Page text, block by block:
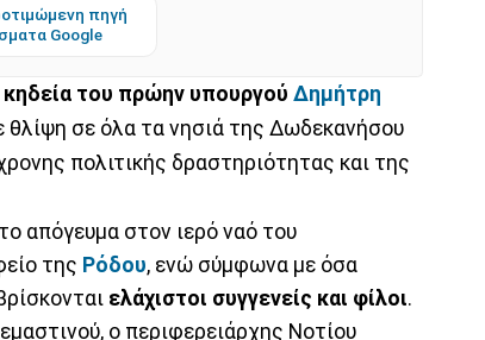
πηγή
Google
κηδεία του πρώην υπουργού Δημήτρη
θλίψη σε όλα τα νησιά της Δωδεκανήσου
πολιτικής δραστηριότητας και της
απόγευμα στον ιερό ναό του
της Ρόδου, ενώ σύμφωνα με όσα
ελάχιστοι συγγενείς και φίλοι.
ο περιφερειάρχης Νοτίου